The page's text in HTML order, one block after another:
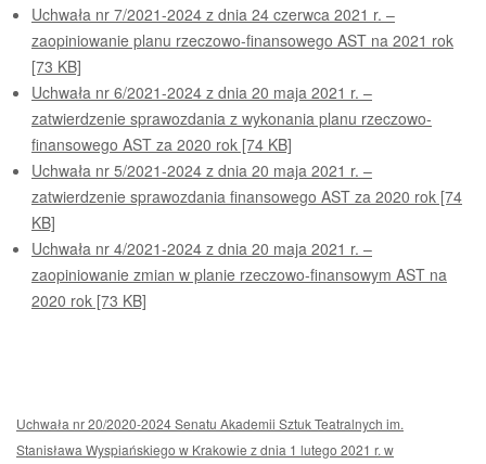
Uchwała nr 7/2021-2024 z dnia 24 czerwca 2021 r. –
zaopiniowanie planu rzeczowo-finansowego AST na 2021 rok
[73 KB]
Uchwała nr 6/2021-2024 z dnia 20 maja 2021 r. –
zatwierdzenie sprawozdania z wykonania planu rzeczowo-
finansowego AST za 2020 rok [74 KB]
Uchwała nr 5/2021-2024 z dnia 20 maja 2021 r. –
zatwierdzenie sprawozdania finansowego AST za 2020 rok [74
KB]
Uchwała nr 4/2021-2024 z dnia 20 maja 2021 r. –
zaopiniowanie zmian w planie rzeczowo-finansowym AST na
2020 rok [73 KB]
Uchwała nr 20/2020-2024 Senatu Akademii Sztuk Teatralnych im.
Stanisława Wyspiańskiego w Krakowie z dnia 1 lutego 2021 r. w